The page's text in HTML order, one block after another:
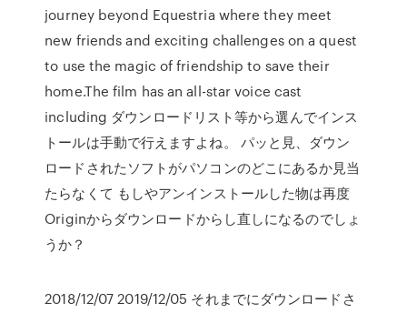
journey beyond Equestria where they meet
new friends and exciting challenges on a quest
to use the magic of friendship to save their
home.The film has an all-star voice cast
including ダウンロードリスト等から選んでインス
トールは手動で行えますよね。 パッと見、ダウン
ロードされたソフトがパソコンのどこにあるか見当
たらなくて もしやアンインストールした物は再度
Originからダウンロードからし直しになるのでしょ
うか？
2018/12/07 2019/12/05 それまでにダウンロードさ